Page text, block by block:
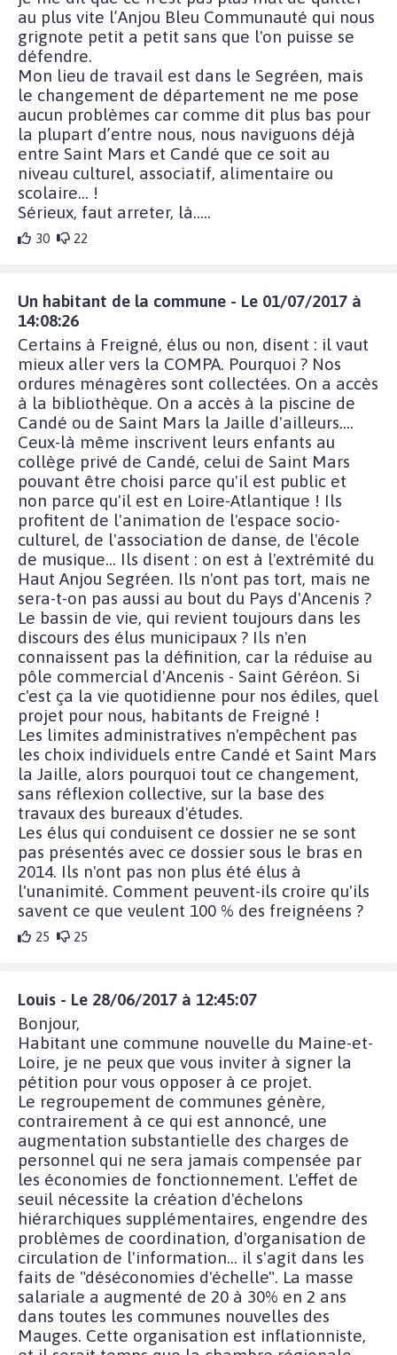
au plus vite l’Anjou Bleu Communauté qui nous
grignote petit a petit sans que l'on puisse se
défendre.
Mon lieu de travail est dans le Segréen, mais
le changement de département ne me pose
aucun problèmes car comme dit plus bas pour
la plupart d’entre nous, nous naviguons déjà
entre Saint Mars et Candé que ce soit au
niveau culturel, associatif, alimentaire ou
scolaire... !
Sérieux, faut arreter, là.....
30 22
Un habitant de la commune - Le 01/07/2017 à
14:08:26
Certains à Freigné, élus ou non, disent : il vaut
mieux aller vers la COMPA. Pourquoi ? Nos
ordures ménagères sont collectées. On a accès
à la bibliothèque. On a accès à la piscine de
Candé ou de Saint Mars la Jaille d'ailleurs....
Ceux-là même inscrivent leurs enfants au
collège privé de Candé, celui de Saint Mars
pouvant être choisi parce qu'il est public et
non parce qu'il est en Loire-Atlantique ! Ils
profitent de l'animation de l'espace socio-
culturel, de l'association de danse, de l'école
de musique... Ils disent : on est à l'extrémité du
Haut Anjou Segréen. Ils n'ont pas tort, mais ne
sera-t-on pas aussi au bout du Pays d'Ancenis ?
Le bassin de vie, qui revient toujours dans les
discours des élus municipaux ? Ils n'en
connaissent pas la définition, car la réduise au
pôle commercial d'Ancenis - Saint Géréon. Si
c'est ça la vie quotidienne pour nos édiles, quel
projet pour nous, habitants de Freigné !
Les limites administratives n'empêchent pas
les choix individuels entre Candé et Saint Mars
la Jaille, alors pourquoi tout ce changement,
sans réflexion collective, sur la base des
travaux des bureaux d'études.
Les élus qui conduisent ce dossier ne se sont
pas présentés avec ce dossier sous le bras en
2014. Ils n'ont pas non plus été élus à
l'unanimité. Comment peuvent-ils croire qu'ils
savent ce que veulent 100 % des freignéens ?
25 25
Louis - Le 28/06/2017 à 12:45:07
Bonjour,
Habitant une commune nouvelle du Maine-et-
Loire, je ne peux que vous inviter à signer la
pétition pour vous opposer à ce projet.
Le regroupement de communes génère,
contrairement à ce qui est annoncé, une
augmentation substantielle des charges de
personnel qui ne sera jamais compensée par
les économies de fonctionnement. L'effet de
seuil nécessite la création d'échelons
hiérarchiques supplémentaires, engendre des
problèmes de coordination, d'organisation de
circulation de l'information... il s'agit dans les
faits de "déséconomies d'échelle". La masse
salariale a augmenté de 20 à 30% en 2 ans
dans toutes les communes nouvelles des
Mauges. Cette organisation est inflationniste,